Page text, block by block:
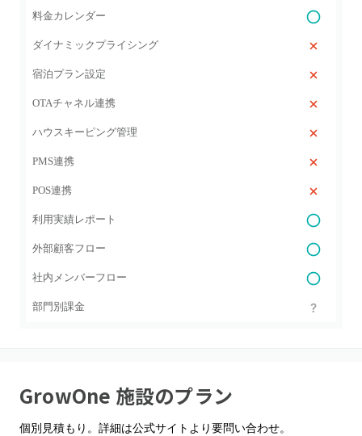
料金カレンダー
ダイナミックプライシング
宿泊プラン設定
OTAチャネル連携
ハウスキーピング管理
PMS連携
POS連携
利用実績レポート
外部顧客フロー
社内メンバーフロー
部門別課金
GrowOne 施設のプラン
個別見積もり。詳細は公式サイトより要問い合わせ。